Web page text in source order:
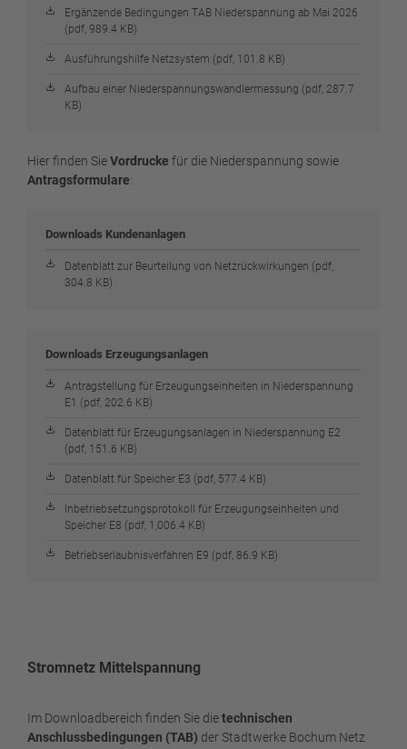
Ergänzende Bedingungen TAB Niederspannung ab Mai 2026
(pdf, 989.4 KB)
Ausführungshilfe Netzsystem (pdf, 101.8 KB)
Aufbau einer Niederspannungswandlermessung (pdf, 287.7
KB)
Hier finden SieVordrucke für die Niederspannung sowie
Antragsformulare:
Downloads Kundenanlagen
Datenblatt zur Beurteilung von Netzrückwirkungen (pdf,
304.8 KB)
Downloads Erzeugungsanlagen
Antragstellung für Erzeugungseinheiten in Niederspannung
E1 (pdf, 202.6 KB)
Datenblatt für Erzeugungsanlagen in Niederspannung E2
(pdf, 151.6 KB)
Datenblatt für Speicher E3 (pdf, 577.4 KB)
Inbetriebsetzungsprotokoll für Erzeugungseinheiten und
Speicher E8 (pdf, 1,006.4 KB)
Betriebserlaubnisverfahren E9 (pdf, 86.9 KB)
Stromnetz Mittelspannung
Im Downloadbereich finden Sie dietechnischen
Anschlussbedingungen (TAB) der Stadtwerke Bochum Netz